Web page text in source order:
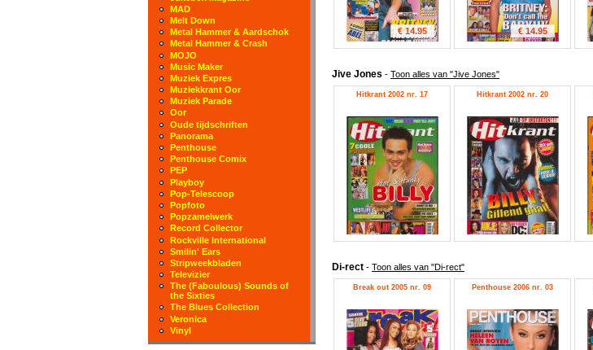
€ 14.95 € 14.95
Jive Jones - Toon alles van "Jive Jones"
Hitkrant 2002 nr. 17 Hitkrant 2002 nr. 20
Di-rect - Toon alles van "Di-rect"
Break out 2005 nr. 09 Penthouse 2006 nr. 03
MAD
Melt Down
Metal Hammer & Aardschok
Metal Hammer & Crash
MOJO
Music Maker
Muziek Expres
Muziekkrant Oor
Muziek Parade
Oor
Oude tijdschriften
Panorama
Penthouse
Penthouse Comix
PEP
Playboy
Pop-Telescoop
Popfoto
Popzamelwerk
Record Collector
Rockville International
Smilin' Ears
Stripweekbladen
Televizier
The (Faboulous) Sounds of
the Sixties
The Blues Collection
Veronica
Vinyl